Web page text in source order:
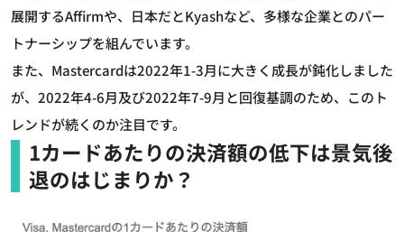
展開するAffirmや、日本だとKyashなど、多様な企業とのパー
トナーシップを組んでいます。
また、Mastercardは2022年1-3月に大きく成長が鈍化しました
が、2022年4-6月及び2022年7-9月と回復基調のため、このト
レンドが続くのか注目です。
1カードあたりの決済額の低下は景気後
退のはじまりか？